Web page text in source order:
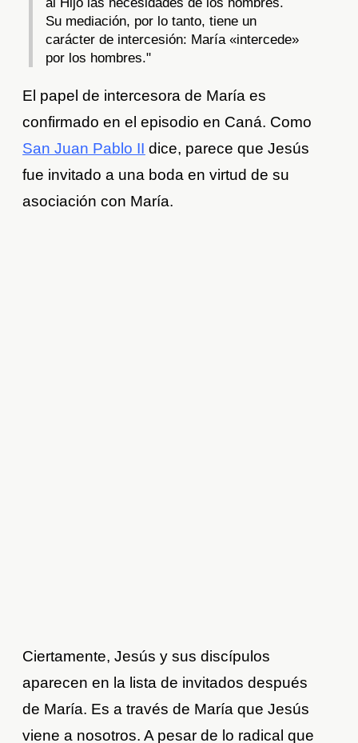
Su mediación, por lo tanto, tiene un
carácter de intercesión: María «intercede»
por los hombres."
El papel de intercesora de María es
confirmado en el episodio en Caná. Como
San Juan Pablo II dice, parece que Jesús
fue invitado a una boda en virtud de su
asociación con María.
Ciertamente, Jesús y sus discípulos
aparecen en la lista de invitados después
de María. Es a través de María que Jesús
viene a nosotros. A pesar de lo radical que